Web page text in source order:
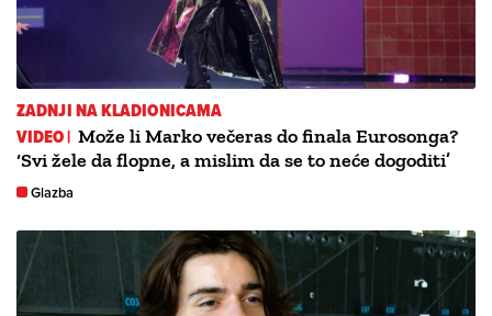
ZADNJI NA KLADIONICAMA
VIDEO | Može li Marko večeras do finala Eurosonga?
‘Svi žele da flopne, a mislim da se to neće dogoditi’
Glazba